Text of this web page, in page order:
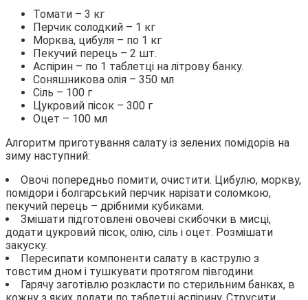
Томати – 3 кг
Перчик солодкий – 1 кг
Морква, цибуля – по 1 кг
Пекучий перець – 2 шт.
Аспірин – по 1 таблетці на літрову банку.
Соняшникова олія – 350 мл
Сіль – 100 г
Цукровий пісок – 300 г
Оцет – 100 мл
Алгоритм приготування салату із зелених помідорів на
зиму наступний:
Овочі попередньо помити, очистити. Цибулю, моркву,
помідори і болгарський перчик нарізати соломкою,
пекучий перець – дрібними кубиками.
Змішати підготовлені овочеві скибочки в мисці,
додати цукровий пісок, олію, сіль і оцет. Розмішати
закуску.
Пересипати компоненти салату в каструлю з
товстим дном і тушкувати протягом півгодини.
Гарячу заготівлю розкласти по стерильним банках, в